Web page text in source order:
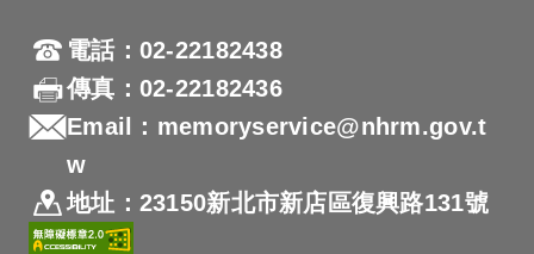
電話：02-22182438
傳真：02-22182436
Email：memoryservice@nhrm.gov.t
w
地址：23150新北市新店區復興路131號